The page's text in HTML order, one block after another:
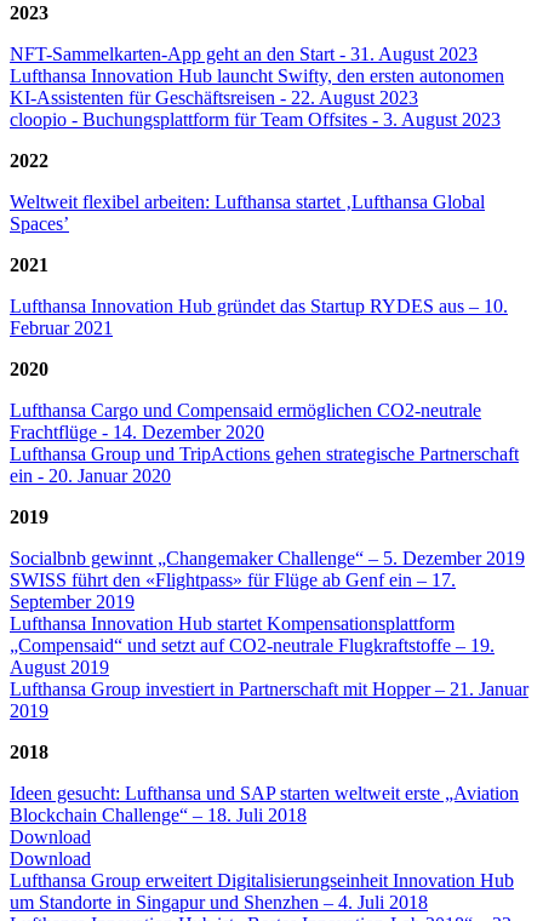
2023
NFT-Sammelkarten-App geht an den Start - 31. August 2023
Lufthansa Innovation Hub launcht Swifty, den ersten autonomen
KI-Assistenten für Geschäftsreisen - 22. August 2023
cloopio - Buchungsplattform für Team Offsites - 3. August 2023
2022
Weltweit flexibel arbeiten: Lufthansa startet ‚Lufthansa Global
Spaces’
2021
Lufthansa Innovation Hub gründet das Startup RYDES aus – 10.
Februar 2021
2020
Lufthansa Cargo und Compensaid ermöglichen CO2-neutrale
Frachtflüge - 14. Dezember 2020
Lufthansa Group und TripActions gehen strategische Partnerschaft
ein - 20. Januar 2020
2019
Socialbnb gewinnt „Changemaker Challenge“ – 5. Dezember 2019
SWISS führt den «Flightpass» für Flüge ab Genf ein – 17.
September 2019
Lufthansa Innovation Hub startet Kompensationsplattform
„Compensaid“ und setzt auf CO2-neutrale Flugkraftstoffe – 19.
August 2019
Lufthansa Group investiert in Partnerschaft mit Hopper – 21. Januar
2019
2018
Ideen gesucht: Lufthansa und SAP starten weltweit erste „Aviation
Blockchain Challenge“ – 18. Juli 2018
Download
Download
Lufthansa Group erweitert Digitalisierungseinheit Innovation Hub
um Standorte in Singapur und Shenzhen – 4. Juli 2018